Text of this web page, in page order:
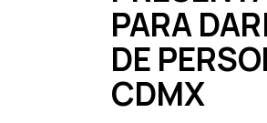
PARA
DE
CDMX